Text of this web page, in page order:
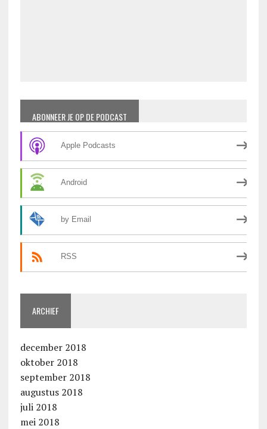
ABONNEER JE OP DE PODCAST
Apple Podcasts
Android
by Email
RSS
ARCHIEF
december 2018
oktober 2018
september 2018
augustus 2018
juli 2018
mei 2018